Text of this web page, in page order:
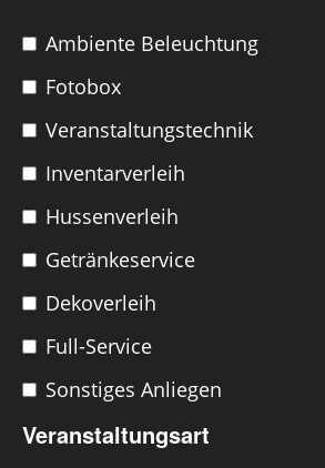
Ambiente Beleuchtung
Fotobox
Veranstaltungstechnik
Inventarverleih
Hussenverleih
Getränkeservice
Dekoverleih
Full-Service
Sonstiges Anliegen
Veranstaltungsart